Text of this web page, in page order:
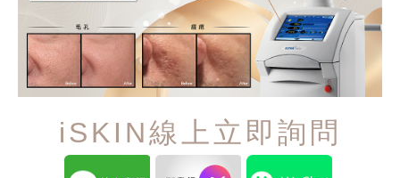
iSKIN線上立即詢問